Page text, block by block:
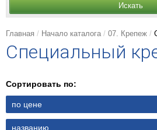
Искать
Главная Начало каталога 07. Крепеж
Специальный
Сортировать по:
по цене
названию